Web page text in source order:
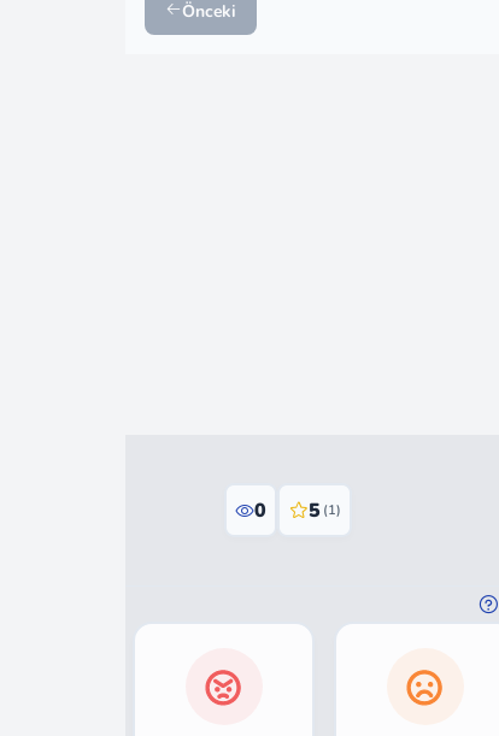
Önceki
0 5 (1)